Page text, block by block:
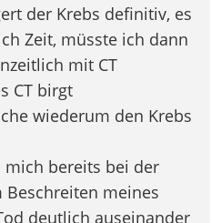
der Krebs definitiv, es
Zeit, müsste ich dann
mit CT
CT birgt
wiederum den Krebs
mich bereits bei der
meines
deutlich auseinander